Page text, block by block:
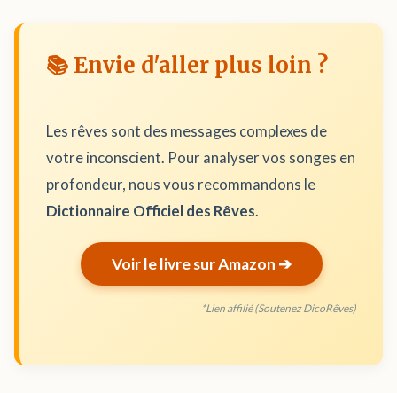
📚 Envie d'aller plus loin ?
Les rêves sont des messages complexes de
votre inconscient. Pour analyser vos songes en
profondeur, nous vous recommandons le
Dictionnaire Officiel des Rêves.
Voir le livre sur Amazon ➔
*Lien affilié (Soutenez DicoRêves)